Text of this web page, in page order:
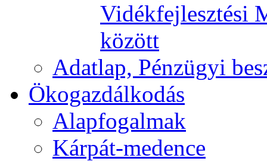
Vidékfejlesztési
között
Adatlap, Pénzügyi
Ökogazdálkodás
Alapfogalmak
Kárpát-medence